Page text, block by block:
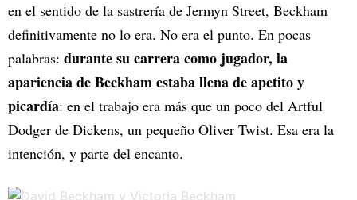
en el sentido de la sastrería de Jermyn Street, Beckham
definitivamente no lo era. No era el punto. En pocas
palabras: durante su carrera como jugador, la
apariencia de Beckham estaba llena de apetito y
picardía: en el trabajo era más que un poco del Artful
Dodger de Dickens, un pequeño Oliver Twist. Esa era la
intención, y parte del encanto.